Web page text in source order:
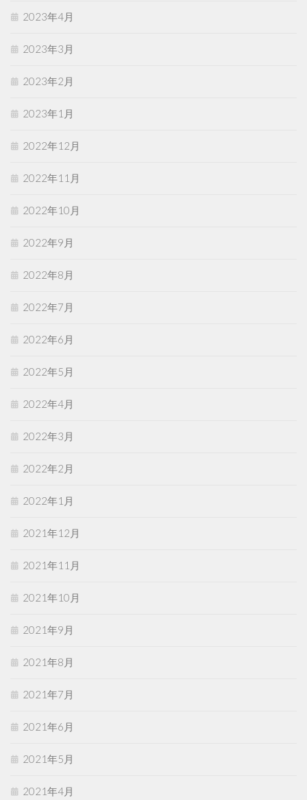
2023年4月
2023年3月
2023年2月
2023年1月
2022年12月
2022年11月
2022年10月
2022年9月
2022年8月
2022年7月
2022年6月
2022年5月
2022年4月
2022年3月
2022年2月
2022年1月
2021年12月
2021年11月
2021年10月
2021年9月
2021年8月
2021年7月
2021年6月
2021年5月
2021年4月